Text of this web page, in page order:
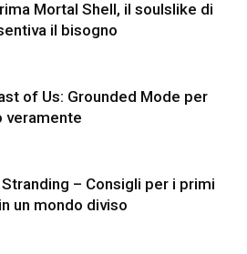
Mortal Shell, il soulslike di
il bisogno
of Us: Grounded Mode per
veramente
– Consigli per i primi
un mondo diviso